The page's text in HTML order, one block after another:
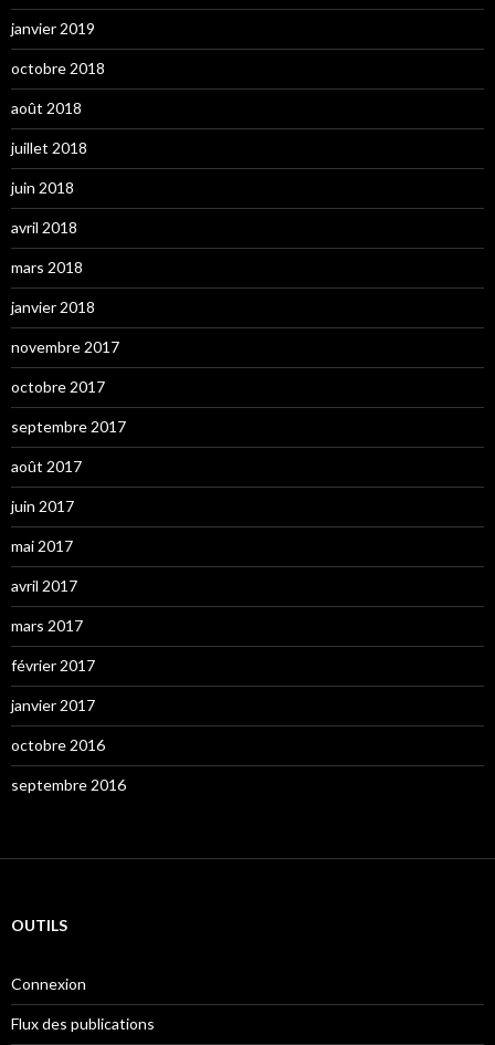
janvier 2019
octobre 2018
août 2018
juillet 2018
juin 2018
avril 2018
mars 2018
janvier 2018
novembre 2017
octobre 2017
septembre 2017
août 2017
juin 2017
mai 2017
avril 2017
mars 2017
février 2017
janvier 2017
octobre 2016
septembre 2016
OUTILS
Connexion
Flux des publications